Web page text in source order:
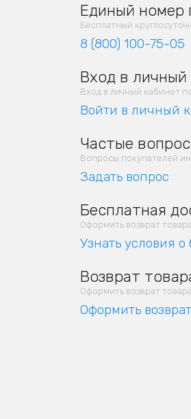
Единый номер
Бесплатный
8 (800) 100-75-05
Вход в личный
Вход в личный кабинет
Войти в личный
Частые
Вопросы покупателей
Задать вопрос
Бесплатная
Оформить возврат
Узнать условия о
Возврат
Оформить возврат
Оформить